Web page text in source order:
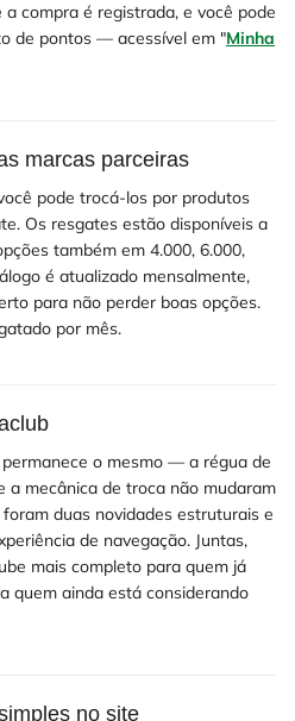
compra é registrada, e você pode
de pontos — acessível em "Minha
marcas parceiras
pode trocá-los por produtos
Os resgates estão disponíveis a
também em 4.000, 6.000,
é atualizado mensalmente,
para não perder boas opções.
por mês.
o mesmo — a régua de
a mecânica de troca não mudaram
duas novidades estruturais e
de navegação. Juntas,
mais completo para quem já
quem ainda está considerando
no site